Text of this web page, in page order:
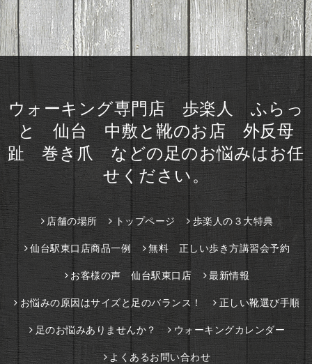
ウォーキング専門店 歩楽人 ふらっ
と 仙台 中敷と靴のお店 外反母
趾 巻き爪 などの足のお悩みはお任
せください。
店舗の場所 トップページ 歩楽人の３大特典
仙台駅東口店商品一例 無料 正しい歩き方講習会予約
お客様の声 仙台駅東口店 最新情報
お悩みの原因はサイズと足のバランス！ 正しい靴選び手順
足のお悩みありませんか？ ウォーキングカレンダー
よくあるお問い合わせ